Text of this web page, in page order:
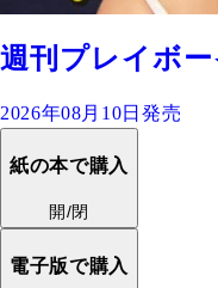
週刊プレイボー
2026年08月10日発売
紙の本で購入
開/閉
電子版で購入